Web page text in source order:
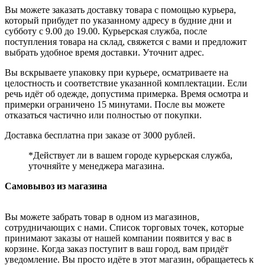
Вы можете заказать доставку товара с помощью курьера,
который прибудет по указанному адресу в будние дни и
субботу с 9.00 до 19.00. Курьерская служба, после
поступления товара на склад, свяжется с вами и предложит
выбрать удобное время доставки. Уточнит адрес.
Вы вскрываете упаковку при курьере, осматриваете на
целостность и соответствие указанной комплектации. Если
речь идёт об одежде, допустима примерка. Время осмотра и
примерки ограничено 15 минутами. После вы можете
отказаться частично или полностью от покупки.
Доставка бесплатна при заказе от 3000 рублей.
*Действует ли в вашем городе курьерская служба,
уточняйте у менеджера магазина.
Самовывоз из магазина
Вы можете забрать товар в одном из магазинов,
сотрудничающих с нами. Список торговых точек, которые
принимают заказы от нашей компании появится у вас в
корзине. Когда заказ поступит в ваш город, вам придёт
уведомление. Вы просто идёте в этот магазин, обращаетесь к